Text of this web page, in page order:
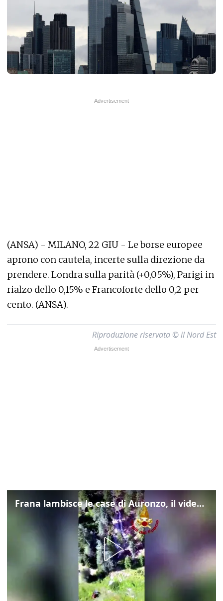
(ANSA) - MILANO, 22 GIU - Le borse europee
aprono con cautela, incerte sulla direzione da
prendere. Londra sulla parità (+0,05%), Parigi in
rialzo dello 0,15% e Francoforte dello 0,2 per
cento. (ANSA).
Riproduzione riservata © il Nord Est
Frana lambisce le case di Auronzo, il video dall'elicottero dei vigili del fuoco